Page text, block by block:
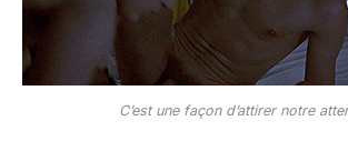
C’est une façon d’attirer notre